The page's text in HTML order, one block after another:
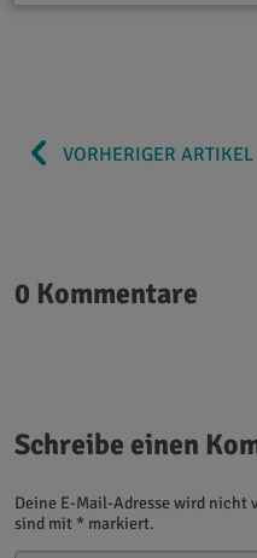
VORHERIGER ARTIKEL
0 Kommentare
Schreibe einen
Deine E-Mail-Adresse wird
sind mit * markiert.